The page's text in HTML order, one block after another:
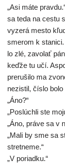
„Asi máte
sa teda na ces­tu
vyze­rá mes­to
sme­rom k
lo zlé, zavo­lať
keď­že tu učí.
pre­ru­ši­lo ma
nezis­til, čís­lo bolo
„Áno?“
„Poslúchli ste
„Áno, prá­ve sa v
„Mali by sme sa
stretneme.“
„V poriadku.“